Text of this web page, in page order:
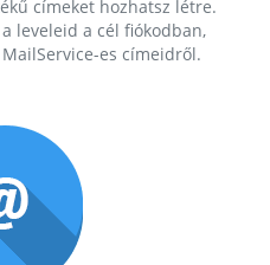
címeket hozhatsz létre.
leveleid a cél fiókodban,
es címeidről.